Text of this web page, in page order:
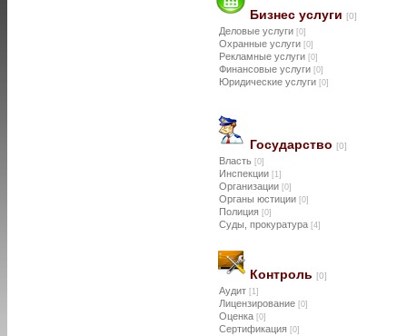
Бизнес услуги [0]
Деловые услуги [0]
Охранные услуги [0]
Рекламные услуги [0]
Финансовые услуги [0]
Юридические услуги [0]
Государство [0]
Власть [0]
Инспекции [1]
Организации [0]
Органы юстиции [0]
Полиция [0]
Суды, прокуратура [4]
Контроль [0]
Аудит [1]
Лицензирование [0]
Оценка [0]
Сертификация [0]